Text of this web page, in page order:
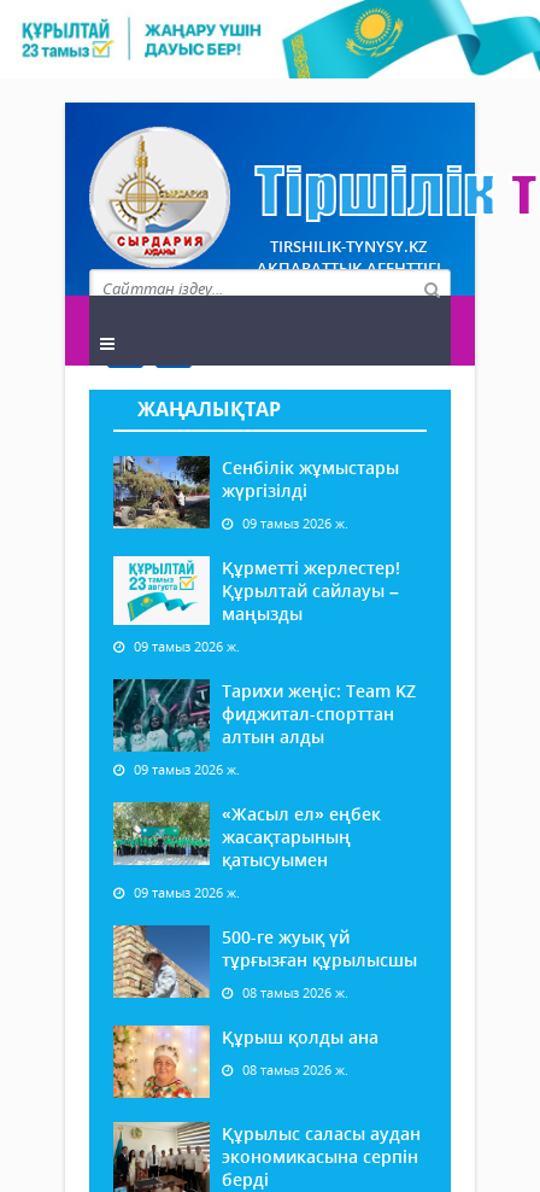
TIRSHILIK-TYNYSY.KZ
АҚПАРАТТЫҚ АГЕНТТІГІ
ЖАҢАЛЫҚТАР
Сенбілік жұмыстары
жүргізілді
09 тамыз 2026 ж.
Құрметті жерлестер!
Құрылтай сайлауы –
маңызды
09 тамыз 2026 ж.
Тарихи жеңіс: Team KZ
фиджитал-спорттан
алтын алды
09 тамыз 2026 ж.
«Жасыл ел» еңбек
жасақтарының
қатысуымен
09 тамыз 2026 ж.
500-ге жуық үй
тұрғызған құрылысшы
08 тамыз 2026 ж.
Құрыш қолды ана
08 тамыз 2026 ж.
Құрылыс саласы аудан
экономикасына серпін
берді